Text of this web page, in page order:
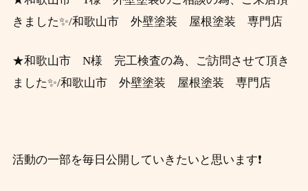
きました✨/和歌山市 外壁塗装 屋根塗装 専門店
★和歌山市 N様 完工検査の為、ご訪問させて頂き
ました✨/和歌山市 外壁塗装 屋根塗装 専門店
活動の一部を毎日公開していきたいと思います❗